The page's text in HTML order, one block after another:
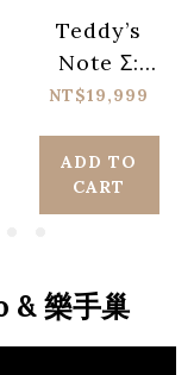
Teddy’s
Note Σ:
SERIES
NT$19,999
ADD TO
CART
& 樂手巢